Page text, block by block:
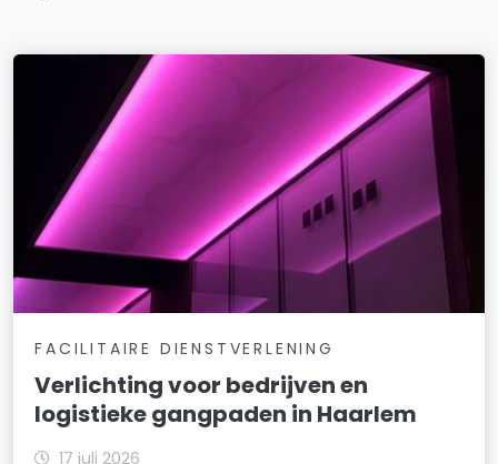
FACILITAIRE DIENSTVERLENING
Verlichting voor bedrijven en
logistieke gangpaden in Haarlem
17 juli 2026